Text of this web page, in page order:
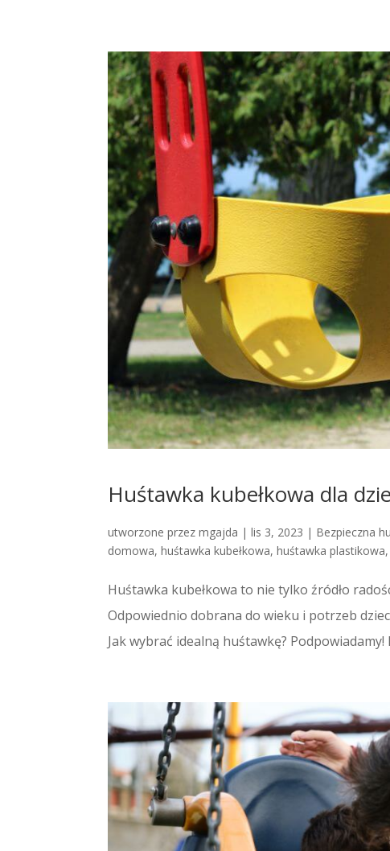
Huśtawka kubełkowa dla
utworzone przezmgajda |lis 3, 2023 | Bezpieczna
domowa,huśtawka kubełkowa,huśtawka plastikowa
Huśtawka kubełkowa to nie tylko źródło
Odpowiednio dobrana do wieku i potrzeb
Jak wybrać idealną huśtawkę? Podpowiadamy!